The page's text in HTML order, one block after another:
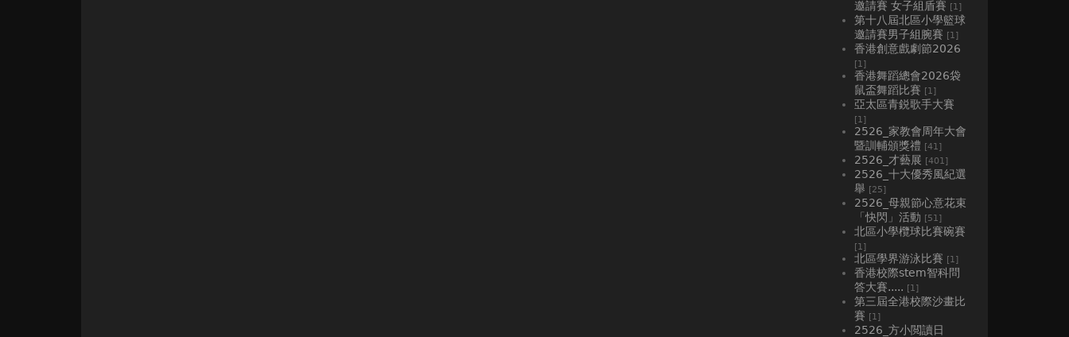
邀請賽 女子組盾賽 [1]
第十八屆北區小學籃球
邀請賽男子組腕賽 [1]
香港創意戲劇節2026
[1]
香港舞蹈總會2026袋
鼠盃舞蹈比賽 [1]
亞太區青鋭歌手大賽
[1]
2526_家教會周年大會
暨訓輔頒獎禮 [41]
2526_才藝展 [401]
2526_十大優秀風紀選
舉 [25]
2526_母親節心意花束
「快閃」活動 [51]
北區小學欖球比賽碗賽
[1]
北區學界游泳比賽 [1]
香港校際stem智科問
答大賽..... [1]
第三屆全港校際沙畫比
賽 [1]
2526_方小閲讀日